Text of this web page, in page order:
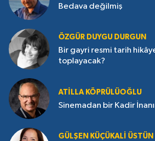
Bedava değilmiş
ÖZGÜR DUYGU DURGUN
Bir gayri resmi tarih
toplayacak?
ATILLA KÖPRÜLÜOĞLU
Sinemadan bir Kadir
GÜLŞEN KÜÇÜKALI ÜSTÜN